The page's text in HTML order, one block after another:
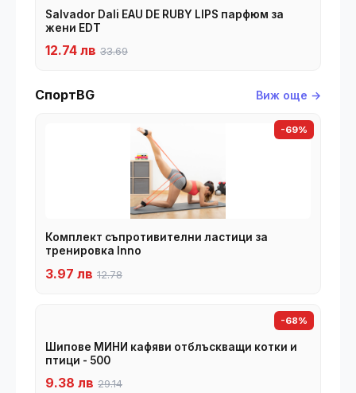
Salvador Dali EAU DE RUBY LIPS парфюм за
жени EDT
12.74 лв 33.69
СпортBG Виж още →
-69%
Комплект съпротивителни ластици за
тренировка Inno
3.97 лв 12.78
-68%
Шипове МИНИ кафяви отблъскващи котки и
птици - 500
9.38 лв 29.14